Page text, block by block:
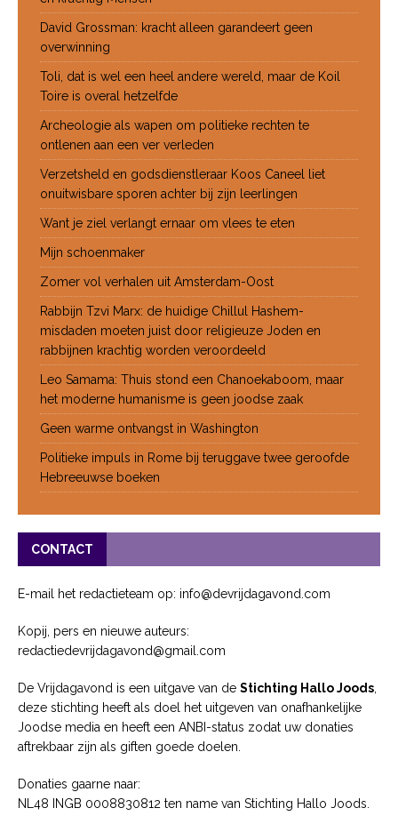
David Grossman: kracht alleen garandeert geen
overwinning
Toli, dat is wel een heel andere wereld, maar de Koil
Toire is overal hetzelfde
Archeologie als wapen om politieke rechten te
ontlenen aan een ver verleden
Verzetsheld en godsdienstleraar Koos Caneel liet
onuitwisbare sporen achter bij zijn leerlingen
Want je ziel verlangt ernaar om vlees te eten
Mijn schoenmaker
Zomer vol verhalen uit Amsterdam-Oost
Rabbijn Tzvi Marx: de huidige Chillul Hashem-
misdaden moeten juist door religieuze Joden en
rabbijnen krachtig worden veroordeeld
Leo Samama: Thuis stond een Chanoekaboom, maar
het moderne humanisme is geen joodse zaak
Geen warme ontvangst in Washington
Politieke impuls in Rome bij teruggave twee geroofde
Hebreeuwse boeken
CONTACT
E-mail het redactieteam op: info@devrijdagavond.com
Kopij, pers en nieuwe auteurs:
redactiedevrijdagavond@gmail.com
De Vrijdagavond is een uitgave van de Stichting Hallo Joods
deze stichting heeft als doel het uitgeven van onafhankelijke
Joodse media en heeft een ANBI-status zodat uw donaties
aftrekbaar zijn als giften goede doelen.
Donaties gaarne naar:
NL48 INGB 0008830812 ten name van Stichting Hallo Joods.